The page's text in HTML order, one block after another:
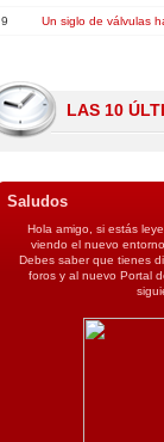
9 Un siglo de válvulas
LAS 10
Saludos
Hola amigo, si estás
viendo el nuevo
Debes saber que tienes
foros y al nuevo Portal